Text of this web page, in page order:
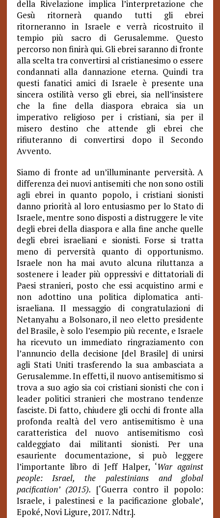
della Rivelazione implica l’interpretazione che
Gesù ritornerà quando tutti gli ebrei
ritorneranno in Israele e verrà ricostruito il
tempio più sacro di Gerusalemme. Questo
percorso non finirà qui. Gli ebrei saranno di fronte
alla scelta tra convertirsi al cristianesimo o essere
condannati alla dannazione eterna. Quindi tra
questi fanatici amici di Israele è presente una
sincera ostilità verso gli ebrei, sia nell’insistere
che la fine della diaspora ebraica sia un
imperativo religioso per i cristiani, sia per il
misero destino che attende gli ebrei che
rifiuteranno di convertirsi dopo il Secondo
Avvento.
Siamo di fronte ad un’illuminante perversità. A
differenza dei nuovi antisemiti che non sono ostili
agli ebrei in quanto popolo, i cristiani sionisti
danno priorità al loro entusiasmo per lo Stato di
Israele, mentre sono disposti a distruggere le vite
degli ebrei della diaspora e alla fine anche quelle
degli ebrei israeliani e sionisti. Forse si tratta
meno di perversità quanto di opportunismo.
Israele non ha mai avuto alcuna riluttanza a
sostenere i leader più oppressivi e dittatoriali di
Paesi stranieri, posto che essi acquistino armi e
non adottino una politica diplomatica anti-
israeliana. Il messaggio di congratulazioni di
Netanyahu a Bolsonaro, il neo eletto presidente
del Brasile, è solo l’esempio più recente, e Israele
ha ricevuto un immediato ringraziamento con
l’annuncio della decisione [del Brasile] di unirsi
agli Stati Uniti trasferendo la sua ambasciata a
Gerusalemme. In effetti, il nuovo antisemitismo si
trova a suo agio sia coi cristiani sionisti che con i
leader politici stranieri che mostrano tendenze
fasciste. Di fatto, chiudere gli occhi di fronte alla
profonda realtà del vero antisemitismo è una
caratteristica del nuovo antisemitismo così
caldeggiato dai militanti sionisti. Per una
esauriente documentazione, si può leggere
l’importante libro di Jeff Halper, ‘War against
people: Israel, the palestinians and global
pacification’ (2015). [‘Guerra contro il popolo:
Israele, i palestinesi e la pacificazione globale’,
Epoké, Novi Ligure, 2017. Ndtr.].